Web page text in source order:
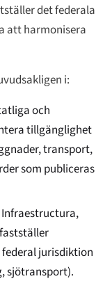
det federala
att harmonisera
i:
och
tillgänglighet
transport,
som publiceras
jurisdiktion
sjötransport).